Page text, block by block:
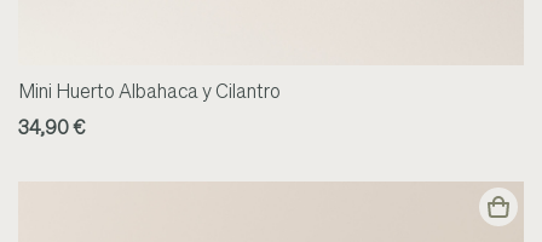
Mini Huerto Albahaca y Cilantro
34,90 €